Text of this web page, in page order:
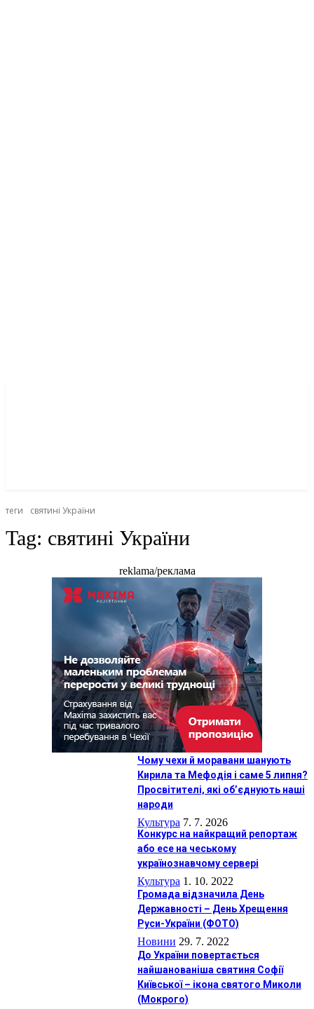
теги святині України
Tag: святині України
reklama/реклама
Чому чехи й моравани шанують
Кирила та Мефодія і саме 5 липня?
Просвітителі, які об’єднують наші
народи
Культура 7. 7. 2026
Конкурс на найкращий репортаж
або есе на чеському
українознавчому сервері
Культура 1. 10. 2022
Громада відзначила День
Державності – День Хрещення
Руси-України (ФОТО)
Новини 29. 7. 2022
До України повертається
найшанованіша святиня Софії
Київської – ікона святого Миколи
(Мокрого)